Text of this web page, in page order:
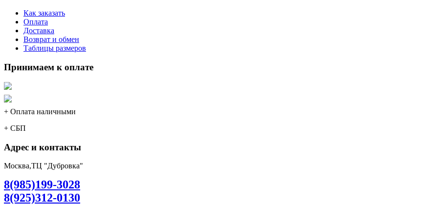
Как заказать
Оплата
Доставка
Возврат и обмен
Таблицы размеров
Принимаем к оплате
+ Оплата наличными
+ СБП
Адрес и контакты
Москва,ТЦ "Дубровка"
8(985)199-3028
8(925)312-0130